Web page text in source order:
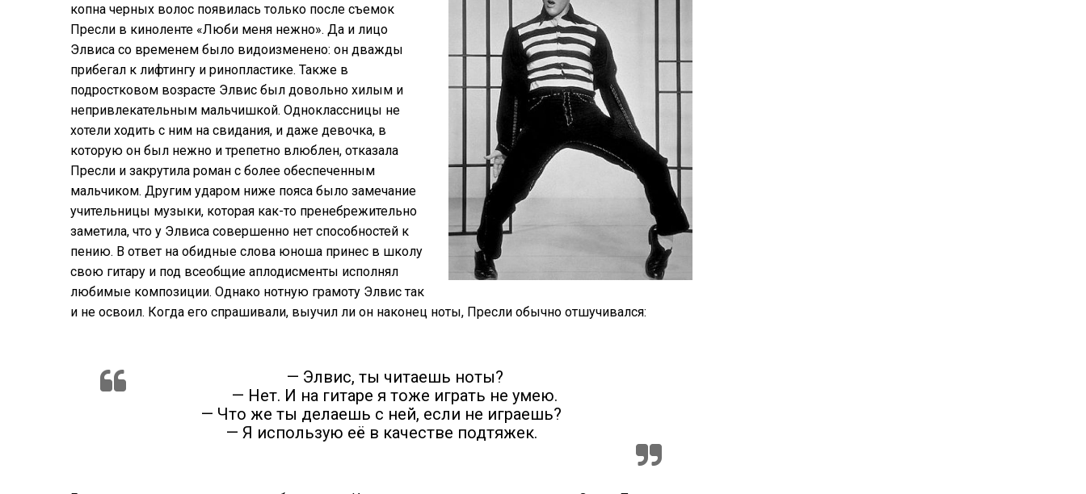
копна черных волос появилась только после съемок
Пресли в киноленте «Люби меня нежно». Да и лицо
Элвиса со временем было видоизменено: он дважды
прибегал к лифтингу и ринопластике. Также в
подростковом возрасте Элвис был довольно хилым и
непривлекательным мальчишкой. Одноклассницы не
хотели ходить с ним на свидания, и даже девочка, в
которую он был нежно и трепетно влюблен, отказала
Пресли и закрутила роман с более обеспеченным
мальчиком. Другим ударом ниже пояса было замечание
учительницы музыки, которая как-то пренебрежительно
заметила, что у Элвиса совершенно нет способностей к
пению. В ответ на обидные слова юноша принес в школу
свою гитару и под всеобщие аплодисменты исполнял
любимые композиции. Однако нотную грамоту Элвис так
и не освоил. Когда его спрашивали, выучил ли он наконец ноты, Пресли обычно отшучивался:
— Элвис, ты читаешь ноты?
— Нет. И на гитаре я тоже играть не умею.
— Что же ты делаешь с ней, если не играешь?
— Я использую её в качестве подтяжек.